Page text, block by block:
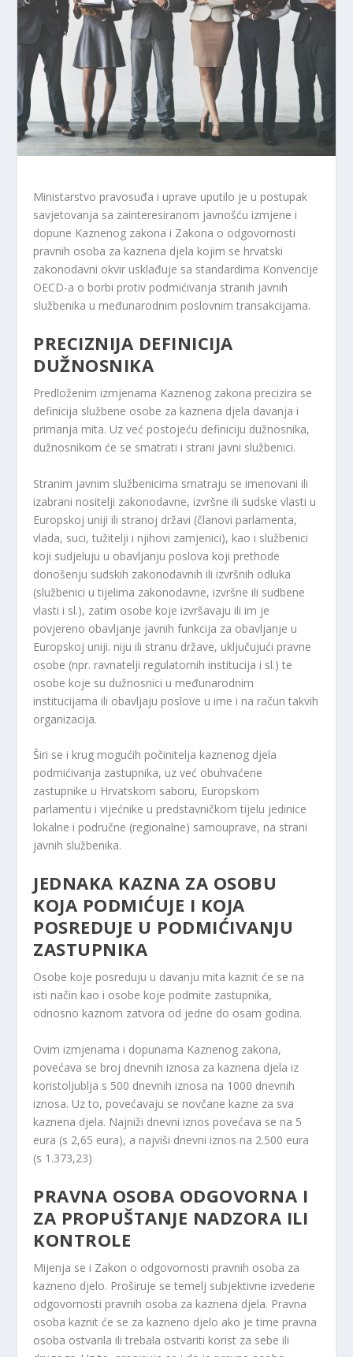
Ministarstvo pravosuđa i uprave uputilo je u postupak
savjetovanja sa zainteresiranom javnošću izmjene i
dopune Kaznenog zakona i Zakona o odgovornosti
pravnih osoba za kaznena djela kojim se hrvatski
zakonodavni okvir usklađuje sa standardima Konvencije
OECD-a o borbi protiv podmićivanja stranih javnih
službenika u međunarodnim poslovnim transakcijama.
PRECIZNIJA DEFINICIJA
DUŽNOSNIKA
Predloženim izmjenama Kaznenog zakona precizira se
definicija službene osobe za kaznena djela davanja i
primanja mita. Uz već postojeću definiciju dužnosnika,
dužnosnikom će se smatrati i strani javni službenici.
Stranim javnim službenicima smatraju se imenovani ili
izabrani nositelji zakonodavne, izvršne ili sudske vlasti u
Europskoj uniji ili stranoj državi (članovi parlamenta,
vlada, suci, tužitelji i njihovi zamjenici), kao i službenici
koji sudjeluju u obavljanju poslova koji prethode
donošenju sudskih zakonodavnih ili izvršnih odluka
(službenici u tijelima zakonodavne, izvršne ili sudbene
vlasti i sl.), zatim osobe koje izvršavaju ili im je
povjereno obavljanje javnih funkcija za obavljanje u
Europskoj uniji. niju ili stranu države, uključujući pravne
osobe (npr. ravnatelji regulatornih institucija i sl.) te
osobe koje su dužnosnici u međunarodnim
institucijama ili obavljaju poslove u ime i na račun takvih
organizacija.
Širi se i krug mogućih počinitelja kaznenog djela
podmićivanja zastupnika, uz već obuhvaćene
zastupnike u Hrvatskom saboru, Europskom
parlamentu i vijećnike u predstavničkom tijelu jedinice
lokalne i područne (regionalne) samouprave, na strani
javnih službenika.
JEDNAKA KAZNA ZA OSOBU
KOJA PODMIĆUJE I KOJA
POSREDUJE U PODMIĆIVANJU
ZASTUPNIKA
Osobe koje posreduju u davanju mita kaznit će se na
isti način kao i osobe koje podmite zastupnika,
odnosno kaznom zatvora od jedne do osam godina.
Ovim izmjenama i dopunama Kaznenog zakona,
povećava se broj dnevnih iznosa za kaznena djela iz
koristoljublja s 500 dnevnih iznosa na 1000 dnevnih
iznosa. Uz to, povećavaju se novčane kazne za sva
kaznena djela. Najniži dnevni iznos povećava se na 5
eura (s 2,65 eura), a najviši dnevni iznos na 2.500 eura
(s 1.373,23)
PRAVNA OSOBA ODGOVORNA I
ZA PROPUŠTANJE NADZORA ILI
KONTROLE
Mijenja se i Zakon o odgovornosti pravnih osoba za
kazneno djelo. Proširuje se temelj subjektivne izvedene
odgovornosti pravnih osoba za kaznena djela. Pravna
osoba kaznit će se za kazneno djelo ako je time pravna
osoba ostvarila ili trebala ostvariti korist za sebe ili